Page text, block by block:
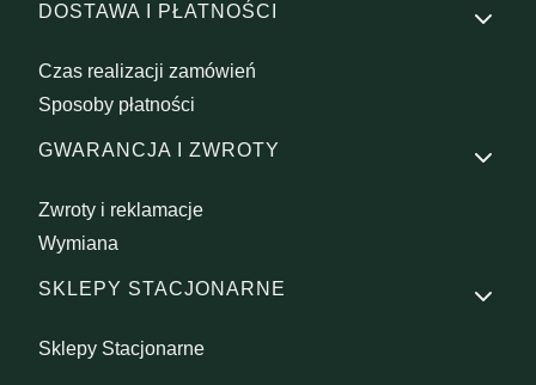
DOSTAWA I PŁATNOŚCI
Czas realizacji zamówień
Sposoby płatności
GWARANCJA I ZWROTY
Zwroty i reklamacje
Wymiana
SKLEPY STACJONARNE
Sklepy Stacjonarne